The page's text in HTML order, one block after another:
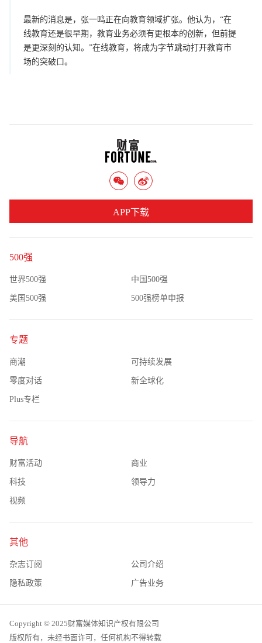
最新的消息是，张一鸣正在向教育领域扩张。他认为，“在
线教育还是很早期，教育业务必须有更根本的创新，但前提
是更深刻的认知。”在线教育，将成为字节跳动打开教育市
场的突破口。
500强
世界500强 中国500强
美国500强 500强榜单申报
专题
商潮 可持续发展
零度对话 新全球化
Plus专栏
导航
财富活动 商业
科技 领导力
视频
其他
杂志订阅 公司介绍
隐私政策 广告业务
APP下载
Copyright © 2025财富媒体知识产权有限公司
版权所有，未经书面许可，任何机构不得转载